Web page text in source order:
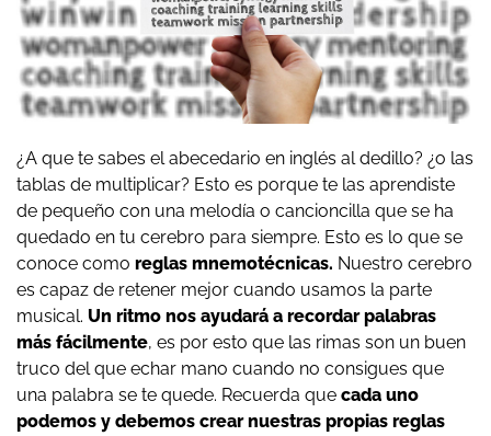
¿A que te sabes el abecedario en inglés al dedillo? ¿o las
tablas de multiplicar? Esto es porque te las aprendiste
de pequeño con una melodía o cancioncilla que se ha
quedado en tu cerebro para siempre. Esto es lo que se
conoce como reglas mnemotécnicas. Nuestro cerebro
es capaz de retener mejor cuando usamos la parte
musical. Un ritmo nos ayudará a recordar palabras
más fácilmente, es por esto que las rimas son un buen
truco del que echar mano cuando no consigues que
una palabra se te quede. Recuerda que cada uno
podemos y debemos crear nuestras propias reglas